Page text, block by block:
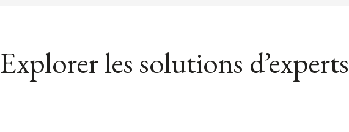
Explorer les solutions d’experts